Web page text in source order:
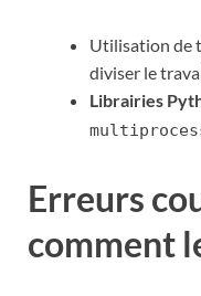
Utilisation de
diviser le
Librairies
Erreurs
comment